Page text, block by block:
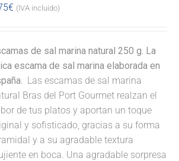
€ (IVA incluido)
de sal marina natural 250 g. La
escama de sal marina elaborada en
Las escamas de sal marina
Bras del Port Gourmet realzan el
de tus platos y aportan un toque
y sofisticado, gracias a su forma
y a su agradable textura
en boca. Una agradable sorpresa